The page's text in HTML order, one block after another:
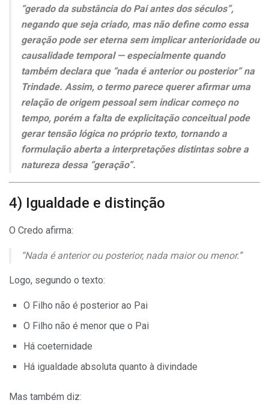
“gerado da substância do Pai antes dos séculos”,
negando que seja criado, mas não define como essa
geração pode ser eterna sem implicar anterioridade ou
causalidade temporal — especialmente quando
também declara que “nada é anterior ou posterior” na
Trindade. Assim, o termo parece querer afirmar uma
relação de origem pessoal sem indicar começo no
tempo, porém a falta de explicitação conceitual pode
gerar tensão lógica no próprio texto, tornando a
formulação aberta a interpretações distintas sobre a
natureza dessa “geração”.
4) Igualdade e distinção
O Credo afirma:
“Nada é anterior ou posterior, nada maior ou menor.”
Logo, segundo o texto:
O Filho não é posterior ao Pai
O Filho não é menor que o Pai
Há coeternidade
Há igualdade absoluta quanto à divindade
Mas também diz: